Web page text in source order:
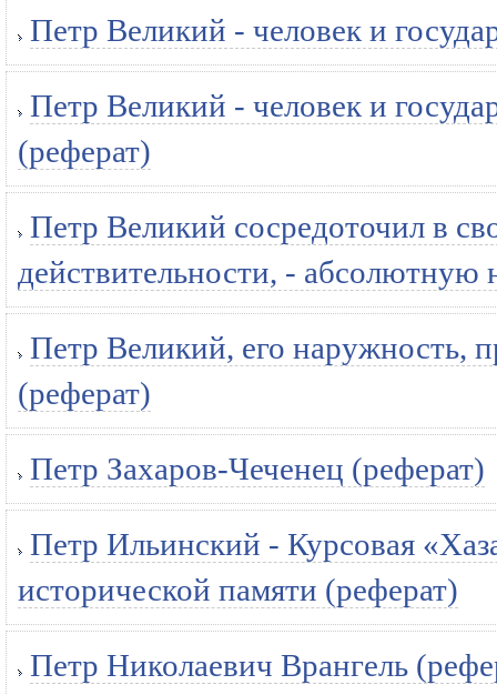
Петр Великий - человек и
Петр Великий - человек и
(реферат)
Петр Великий сосредоточил в
действительности, - абсолютную
Петр Великий, его наружность,
(реферат)
Петр Захаров-Чеченец (реферат)
Петр Ильинский - Курсовая
исторической памяти (реферат)
Петр Николаевич Врангель